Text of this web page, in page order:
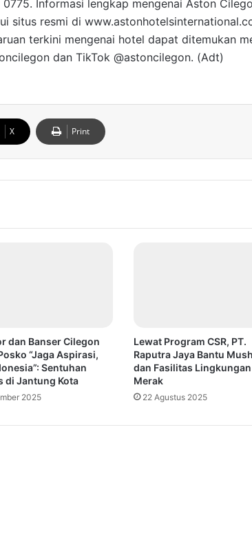
Informasi lengkap mengenai Aston
situs resmi di
terkini mengenai hotel dapat ditemukan
dan TikTok @astoncilegon. (Adt)
X Print
dan Banser Cilegon
“Jaga Aspirasi,
Sentuhan
di Jantung Kota
2025
Lewat Program CSR, PT.
Raputra Jaya Bantu
dan Fasilitas
Merak
22 Agustus 2025